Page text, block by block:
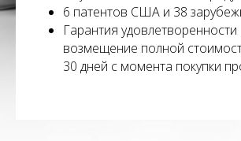
6 патентов США и 38
Гарантия удовлетворенности
возмещение полной
30 дней с момента покупки